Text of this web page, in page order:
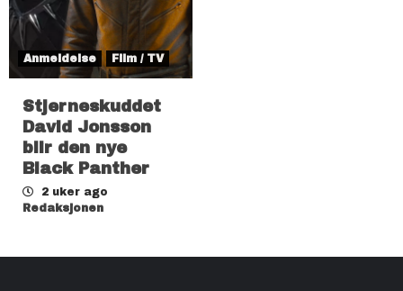
Anmeldelse Film / TV
Stjerneskuddet
David Jonsson
blir den nye
Black Panther
2 uker ago
Redaksjonen